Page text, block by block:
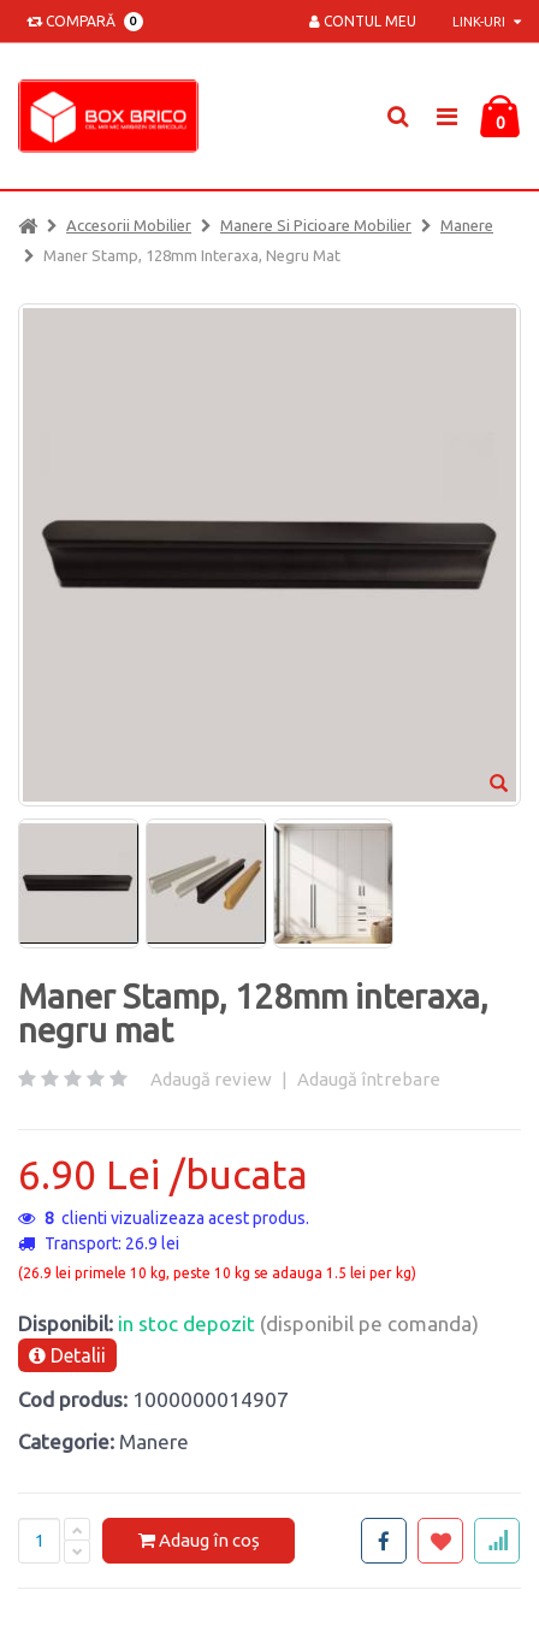
COMPARĂ 0 LINK-URI
CONTUL MEU
0
Accesorii Mobilier Manere Si Picioare Mobilier
Manere
Maner Stamp, 128mm Interaxa, Negru Mat
Maner Stamp, 128mm interaxa,
negru mat
Adaugă review | Adaugă întrebare
6.90 Lei /bucata
8 clienti vizualizeaza acest produs.
Transport: 26.9 lei
(26.9 lei primele 10 kg, peste 10 kg se adauga 1.5 lei per kg)
Disponibil: in stoc depozit (disponibil pe comanda)
Detalii
Cod produs: 1000000014907
Categorie: Manere
Adaug în coș